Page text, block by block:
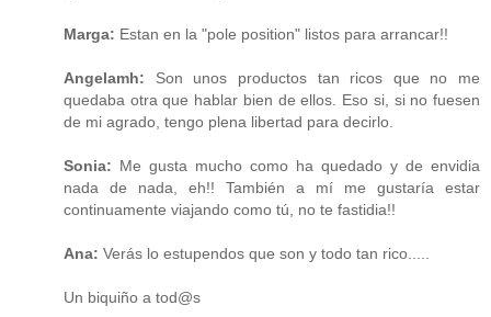
Marga: Estan en la "pole position" listos para arrancar!!
Angelamh: Son unos productos tan ricos que no me
quedaba otra que hablar bien de ellos. Eso si, si no fuesen
de mi agrado, tengo plena libertad para decirlo.
Sonia: Me gusta mucho como ha quedado y de envidia
nada de nada, eh!! También a mí me gustaría estar
continuamente viajando como tú, no te fastidia!!
Ana: Verás lo estupendos que son y todo tan rico.....
Un biquiño a tod@s